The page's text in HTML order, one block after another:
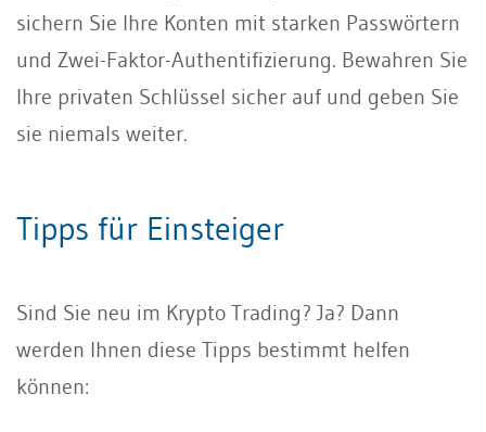
sichern Sie Ihre Konten mit starken Passwörtern
und Zwei-Faktor-Authentifizierung. Bewahren Sie
Ihre privaten Schlüssel sicher auf und geben Sie
sie niemals weiter.
Tipps für Einsteiger
Sind Sie neu im Krypto Trading? Ja? Dann
werden Ihnen diese Tipps bestimmt helfen
können: